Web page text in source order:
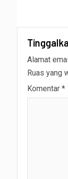
Alamat
Ruas yang
Komentar *